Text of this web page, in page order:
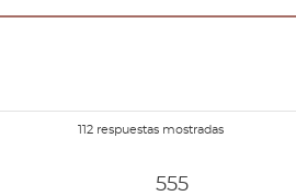
112 respuestas mostradas
555